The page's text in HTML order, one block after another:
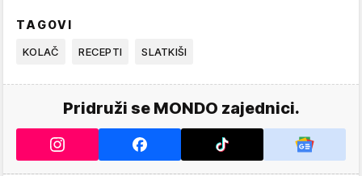
TAGOVI
KOLAČ RECEPTI SLATKIŠI
Pridruži se MONDO zajednici.